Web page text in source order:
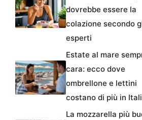
dovrebbe essere la
colazione secondo
esperti
Estate al mare
cara: ecco dove
ombrellone e lettini
costano di più in
La mozzarella più